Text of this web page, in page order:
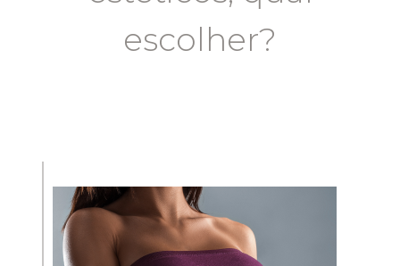
GUIA DA CIRURGIA ÍNTÍMA
GUIA DA CIRURGIA PLÁSTICA
escolher?